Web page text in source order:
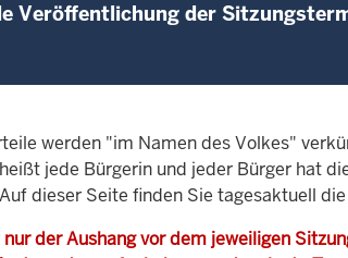
Veröffentlichung der
werden "im Namen des Volkes"
jede Bürgerin und jeder Bürger hat
dieser Seite finden Sie tagesaktuell
der Aushang vor dem jeweiligen